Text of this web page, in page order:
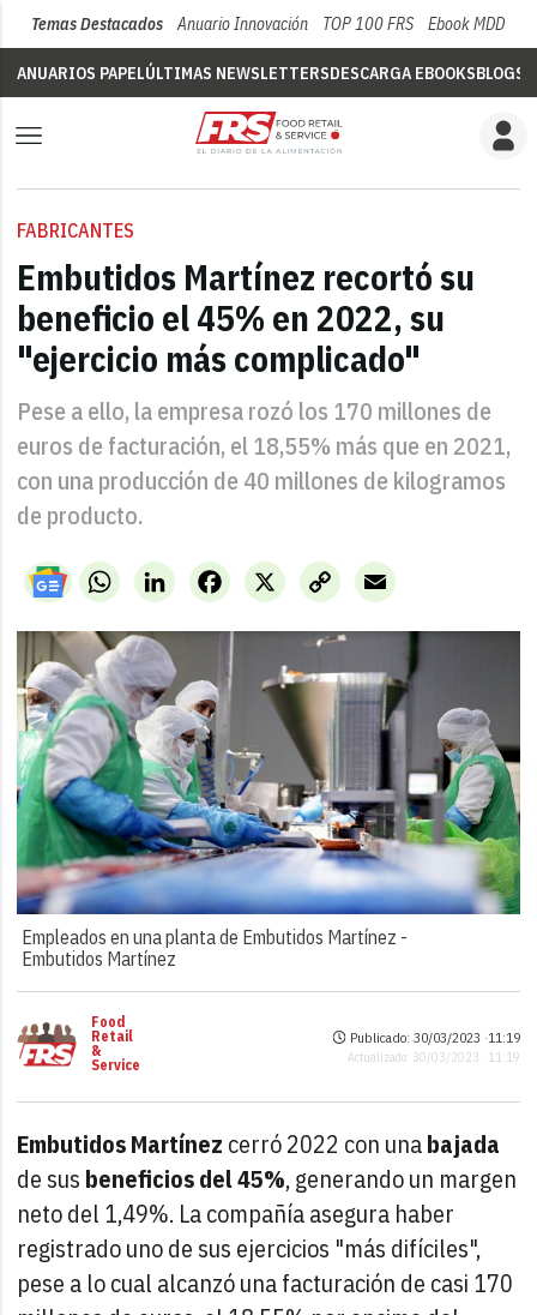
Temas Destacados Anuario Innovación TOP 100 FRS Ebook MDD
ANUARIOS PAPELÚLTIMAS NEWSLETTERSDESCARGA EBOOKSBLOGS
FABRICANTES
Embutidos Martínez recortó su
beneficio el 45% en 2022, su
"ejercicio más complicado"
Pese a ello, la empresa rozó los 170 millones de
euros de facturación, el 18,55% más que en 2021,
con una producción de 40 millones de kilogramos
de producto.
WhatsAppLinkedIn X
Facebook
Copy
Link
Email
Empleados en una planta de Embutidos Martínez -
Embutidos Martínez
Food
Retail
&
Service
Publicado: 30/03/2023 ·11:19
Actualizado: 30/03/2023 · 11:19
Embutidos Martínez cerró 2022 con unabajada
de sus beneficios del 45%, generando un margen
neto del 1,49%. La compañía asegura haber
registrado uno de sus ejercicios "más difíciles",
pese a lo cual alcanzó una facturación de casi 170